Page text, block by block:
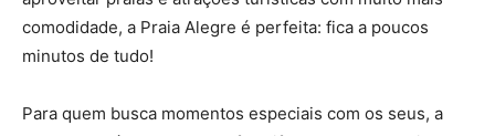
comodidade, a Praia Alegre é perfeita: fica a poucos
minutos de tudo!
Para quem busca momentos especiais com os seus, a